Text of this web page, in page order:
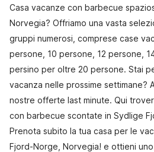
Casa vacanze con barbecue
Norvegia? Offriamo una vasta
gruppi numerosi, comprese case
persone, 10 persone, 12 persone,
persino per oltre 20 persone. Stai
vacanza nelle prossime settimane?
nostre offerte last minute. Qui
con barbecue scontate in Sydlige
Prenota subito la tua casa per le
Fjord-Norge, Norvegia! e ottieni